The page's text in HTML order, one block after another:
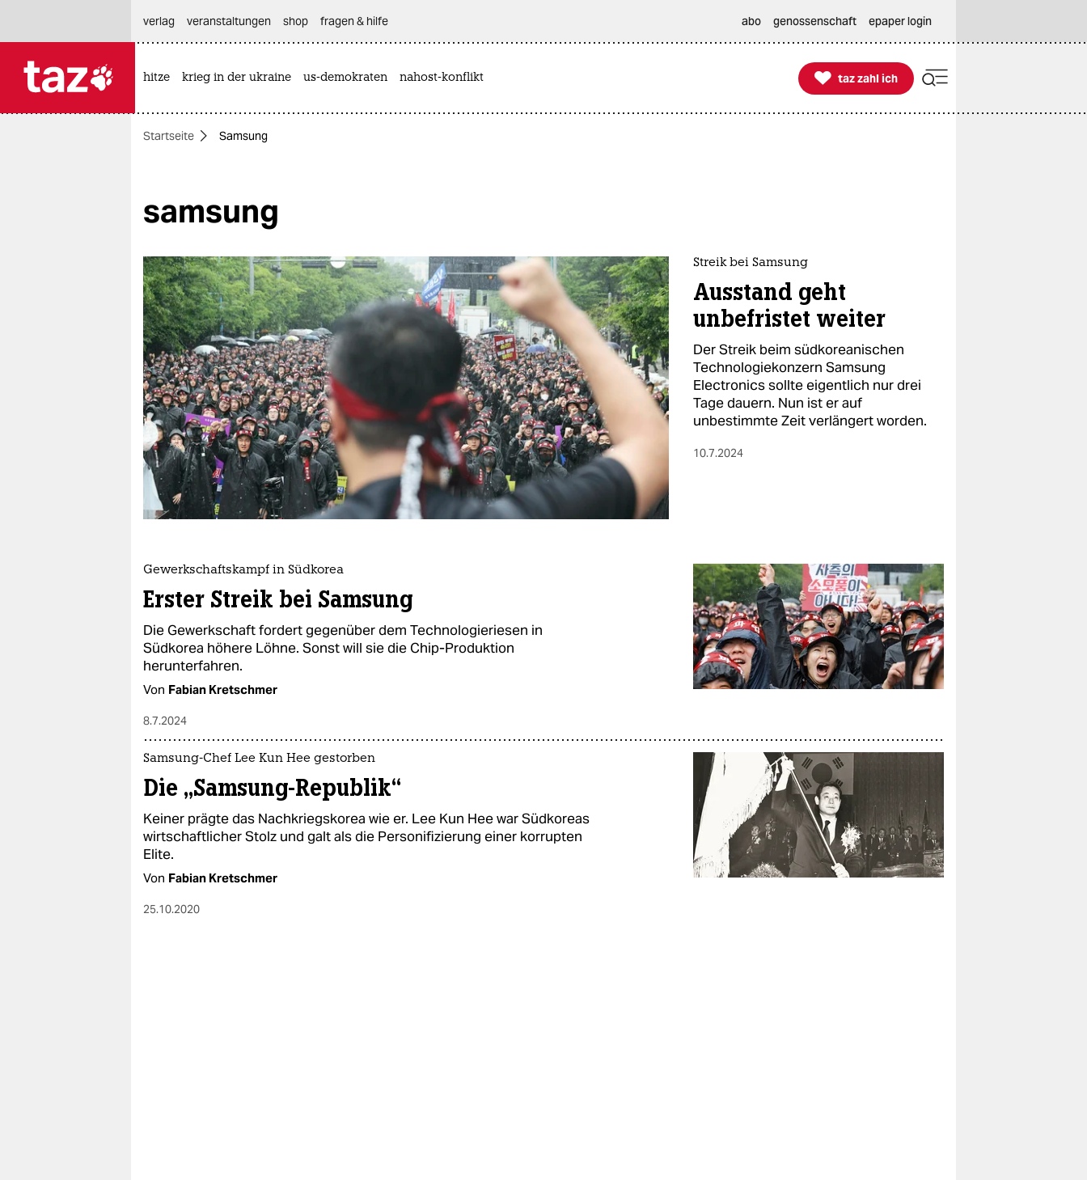
themen
öko
gesellschaft
kultur
sport
berlin
nord
wahrheit
verlag
verlag
shop
fragen & hilfe
unterstützen
abo
genossenschaft
epaper login
verlag
veranstaltungen shop fragen & hilfe abo genossenschaft epaper login
hitze krieg in der ukraine us-demokraten nahost-konflikt 
taz zahl ich
taz zahl ich
Startseite Samsung
samsung
Streik bei Samsung
Ausstand geht
unbefristet weiter
Der Streik beim südkoreanischen
Technologiekonzern Samsung
Electronics sollte eigentlich nur drei
Tage dauern. Nun ist er auf
unbestimmte Zeit verlängert worden.
10.7.2024
Gewerkschaftskampf in Südkorea
Erster Streik bei Samsung
Die Gewerkschaft fordert gegenüber dem Technologieriesen in
Südkorea höhere Löhne. Sonst will sie die Chip-Produktion
herunterfahren.
Von Fabian Kretschmer
8.7.2024
Samsung-Chef Lee Kun Hee gestorben
Die „Samsung-Republik“
Keiner prägte das Nachkriegskorea wie er. Lee Kun Hee war Südkoreas
wirtschaftlicher Stolz und galt als die Personifizierung einer korrupten
Elite.
Von Fabian Kretschmer
25.10.2020